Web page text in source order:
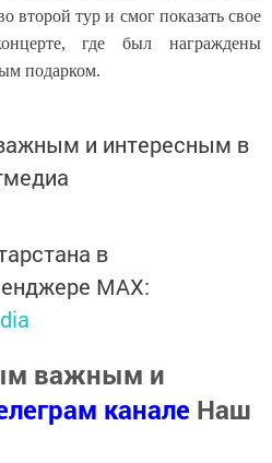
второй тур и смог показать свое
где был награждены
подарком.
и интересным в
в
MАХ:
важным и
канале Наш